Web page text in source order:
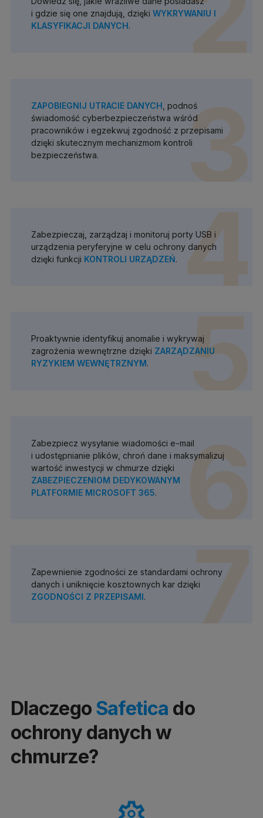
i gdzie się one znajdują, dzięki WYKRYWANIU I
KLASYFIKACJI DANYCH.
ZAPOBIEGNIJ UTRACIE DANYCH , podnoś
świadomość cyberbezpieczeństwa wśród
pracowników i egzekwuj zgodność z przepisami
dzięki skutecznym mechanizmom kontroli
bezpieczeństwa.
3
Zabezpieczaj, zarządzaj i monitoruj porty USB i
urządzenia peryferyjne w celu ochrony danych
dzięki funkcji KONTROLI URZĄDZEŃ. 4
Proaktywnie identyfikuj anomalie i wykrywaj
zagrożenia wewnętrzne dzięki ZARZĄDZANIU
RYZYKIEM WEWNĘTRZNYM . 5
Zabezpiecz wysyłanie wiadomości e-mail
i udostępnianie plików, chroń dane i maksymalizuj
wartość inwestycji w chmurze dzięki
ZABEZPIECZENIOM DEDYKOWANYM
PLATFORMIE MICROSOFT 365. 6
Zapewnienie zgodności ze standardami ochrony
danych i uniknięcie kosztownych kar dzięki
ZGODNOŚCI Z PRZEPISAMI. 7
Dlaczego Safetica do
ochrony danych w
chmurze?